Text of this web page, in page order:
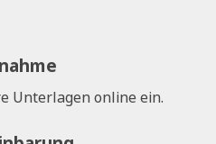
Unterlagen online ein.